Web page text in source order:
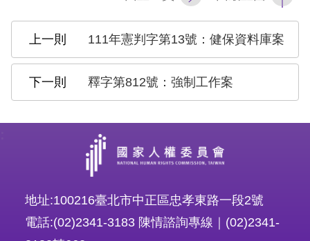
兒少版
111年憲判字第13號：健保資料庫案
釋字第812號：強制工作案
地址:100216臺北市中正區忠孝東路一段2號
電話:(02)2341-3183 陳情諮詢專線｜(02)2341-